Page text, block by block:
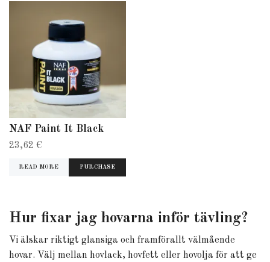
NAF Paint It Black
23,62 €
READ MORE
Hur fixar jag hovarna inför tävling?
Vi älskar riktigt glansiga och framförallt välmående
hovar. Välj mellan hovlack, hovfett eller hovolja för att ge